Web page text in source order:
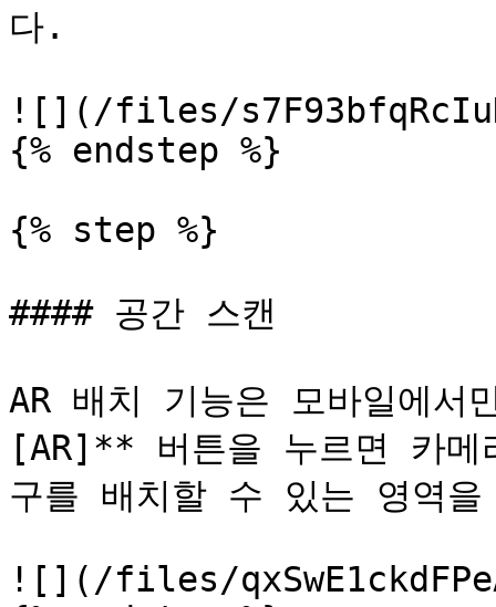
다.
![](/files/
{% endstep %}
{% step %}
#### 공간 스캔
AR 배치 기능은 모바일에
[AR]** 버튼을 누르면 카메
구를 배치할 수 있는 영역
![](/files/